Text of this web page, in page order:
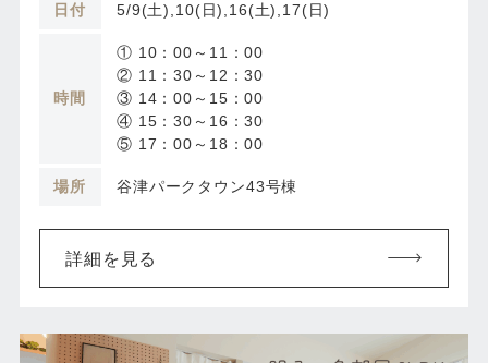
日付 5/9(土),10(日),16(土),17(日)
時間
① 10：00～11：00
② 11：30～12：30
③ 14：00～15：00
④ 15：30～16：30
⑤ 17：00～18：00
場所 谷津パークタウン43号棟
詳細を見る